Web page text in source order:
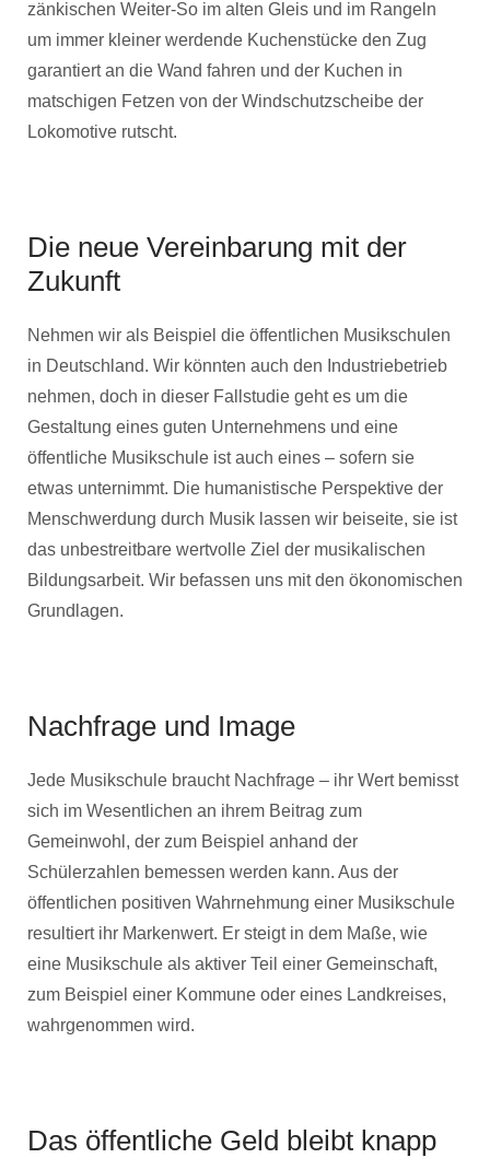
zänkischen Weiter-So im alten Gleis und im Rangeln
um immer kleiner werdende Kuchenstücke den Zug
garantiert an die Wand fahren und der Kuchen in
matschigen Fetzen von der Windschutzscheibe der
Lokomotive rutscht.
Die neue Vereinbarung mit der
Zukunft
Nehmen wir als Beispiel die öffentlichen Musikschulen
in Deutschland. Wir könnten auch den Industriebetrieb
nehmen, doch in dieser Fallstudie geht es um die
Gestaltung eines guten Unternehmens und eine
öffentliche Musikschule ist auch eines – sofern sie
etwas unternimmt. Die humanistische Perspektive der
Menschwerdung durch Musik lassen wir beiseite, sie ist
das unbestreitbare wertvolle Ziel der musikalischen
Bildungsarbeit. Wir befassen uns mit den ökonomischen
Grundlagen.
Nachfrage und Image
Jede Musikschule braucht Nachfrage – ihr Wert bemisst
sich im Wesentlichen an ihrem Beitrag zum
Gemeinwohl, der zum Beispiel anhand der
Schülerzahlen bemessen werden kann. Aus der
öffentlichen positiven Wahrnehmung einer Musikschule
resultiert ihr Markenwert. Er steigt in dem Maße, wie
eine Musikschule als aktiver Teil einer Gemeinschaft,
zum Beispiel einer Kommune oder eines Landkreises,
wahrgenommen wird.
Das öffentliche Geld bleibt knapp